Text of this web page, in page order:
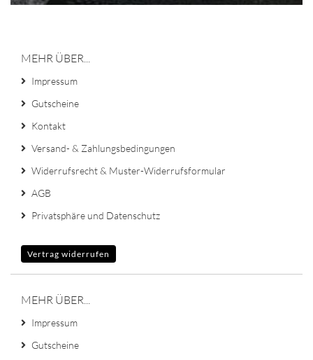
MEHR ÜBER...
Impressum
Gutscheine
Kontakt
Versand- & Zahlungsbedingungen
Widerrufsrecht & Muster-Widerrufsformular
AGB
Privatsphäre und Datenschutz
Vertrag widerrufen
MEHR ÜBER...
Impressum
Gutscheine